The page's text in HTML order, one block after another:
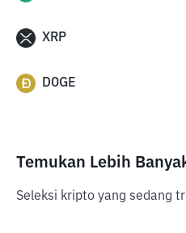
XRP
DOGE
Temukan Lebih
Seleksi kripto yang sedang